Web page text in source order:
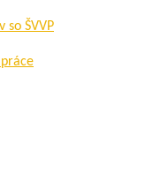
so ŠVVP